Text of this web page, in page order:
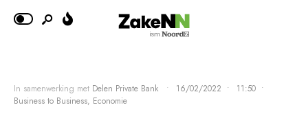
In samenwerking met Delen Private Bank • 16/02/2022 • 11:50 •
Business to Business, Economie